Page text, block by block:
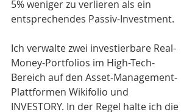
5% weniger zu verlieren als ein
entsprechendes Passiv-Investment.
Ich verwalte zwei investierbare Real-
Money-Portfolios im High-Tech-
Bereich auf den Asset-Management-
Plattformen Wikifolio und
INVESTORY. In der Regel halte ich die